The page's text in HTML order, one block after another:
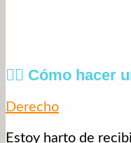
🤦‍♂️ Cómo hacer
Derecho
Estoy harto de